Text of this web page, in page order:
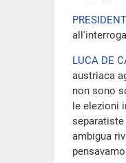
LUCA DE
austriaca
non sono
le elezioni
separatiste
ambigua